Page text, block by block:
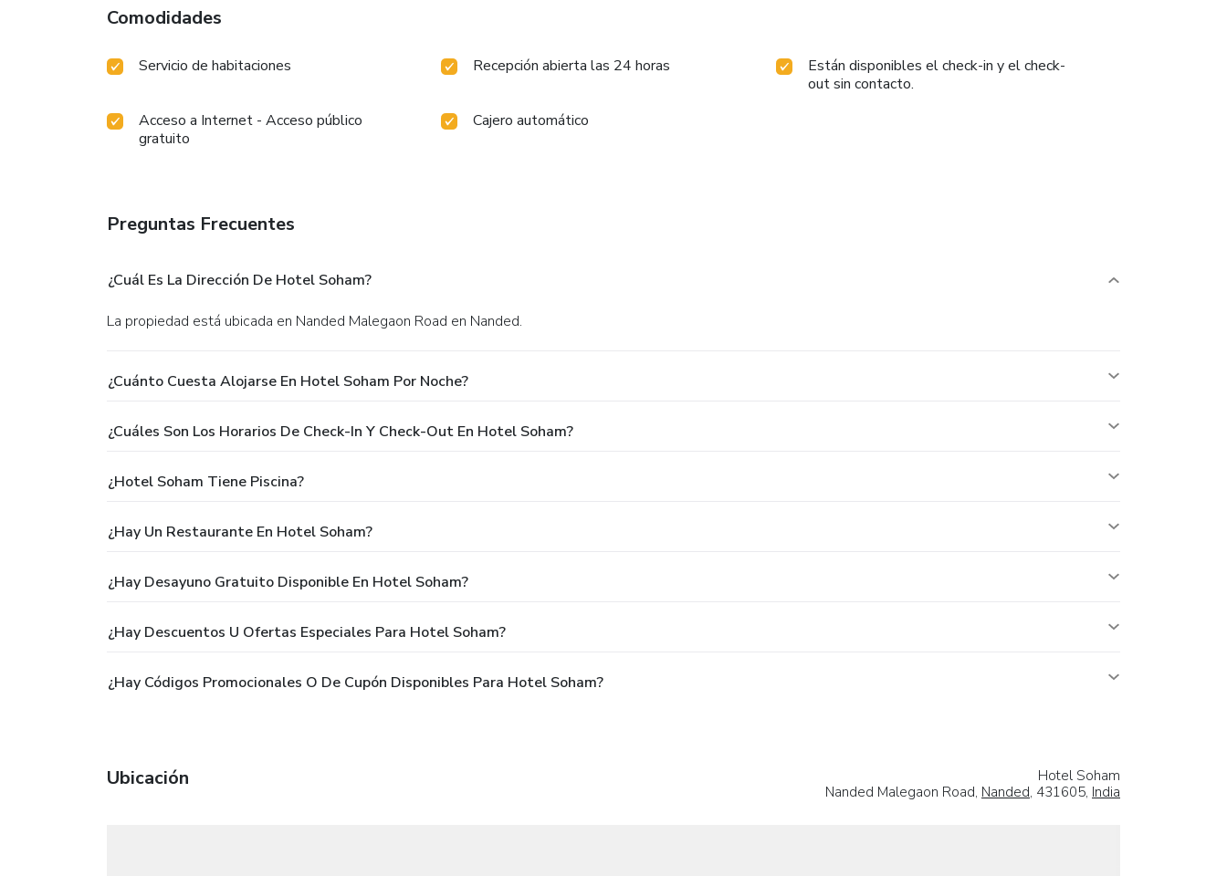
Comodidades
Servicio de habitaciones Recepción abierta las 24 horas
Están disponibles el check-in y el check-
out sin contacto.
Acceso a Internet - Acceso público
gratuito
Cajero automático
Preguntas Frecuentes
¿Cuál Es La Dirección De Hotel Soham?
La propiedad está ubicada en Nanded Malegaon Road en Nanded.
¿Cuánto Cuesta Alojarse En Hotel Soham Por Noche?
¿Cuáles Son Los Horarios De Check-In Y Check-Out En Hotel Soham?
¿Hotel Soham Tiene Piscina?
¿Hay Un Restaurante En Hotel Soham?
¿Hay Desayuno Gratuito Disponible En Hotel Soham?
¿Hay Descuentos U Ofertas Especiales Para Hotel Soham?
¿Hay Códigos Promocionales O De Cupón Disponibles Para Hotel Soham?
Ubicación
Hotel Soham
Nanded Malegaon Road, Nanded, 431605, India